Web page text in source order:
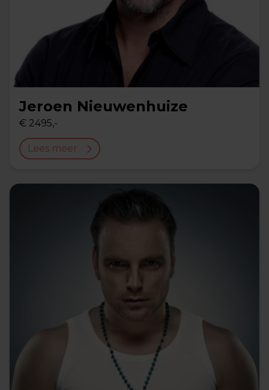
Jeroen Nieuwenhuize
€ 2495,-
Lees meer